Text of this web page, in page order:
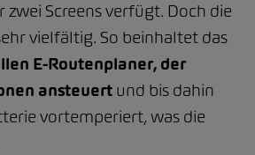
zwei Screens verfügt. Doch die
vielfältig. So beinhaltet das
E-Routenplaner, der
ansteuert und bis dahin
vortemperiert, was die